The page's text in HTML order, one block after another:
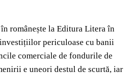
românește la Editura Litera în
periculoase cu banii
comerciale de fondurile de
e uneori destul de scurtă, iar